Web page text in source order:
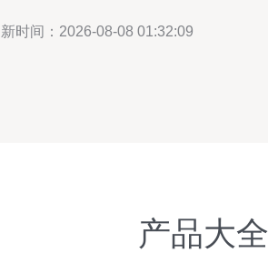
时间：2026-08-08 01:32:09
产品大全